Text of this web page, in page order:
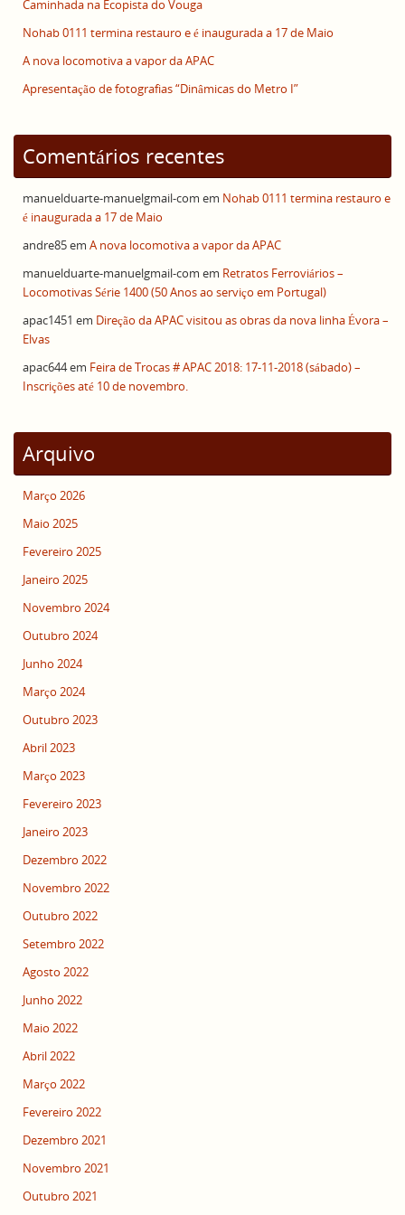
Caminhada na Ecopista do Vouga
Nohab 0111 termina restauro e é inaugurada a 17 de Maio
A nova locomotiva a vapor da APAC
Apresentação de fotografias “Dinâmicas do Metro I”
Comentários recentes
manuelduarte-manuelgmail-com em Nohab 0111 termina restauro e
é inaugurada a 17 de Maio
andre85em A nova locomotiva a vapor da APAC
manuelduarte-manuelgmail-com em Retratos Ferroviários –
Locomotivas Série 1400 (50 Anos ao serviço em Portugal)
apac1451 em Direção da APAC visitou as obras da nova linha Évora –
Elvas
apac644em Feira de Trocas # APAC 2018: 17-11-2018 (sábado) –
Inscrições até 10 de novembro.
Arquivo
Março 2026
Maio 2025
Fevereiro 2025
Janeiro 2025
Novembro 2024
Outubro 2024
Junho 2024
Março 2024
Outubro 2023
Abril 2023
Março 2023
Fevereiro 2023
Janeiro 2023
Dezembro 2022
Novembro 2022
Outubro 2022
Setembro 2022
Agosto 2022
Junho 2022
Maio 2022
Abril 2022
Março 2022
Fevereiro 2022
Dezembro 2021
Novembro 2021
Outubro 2021